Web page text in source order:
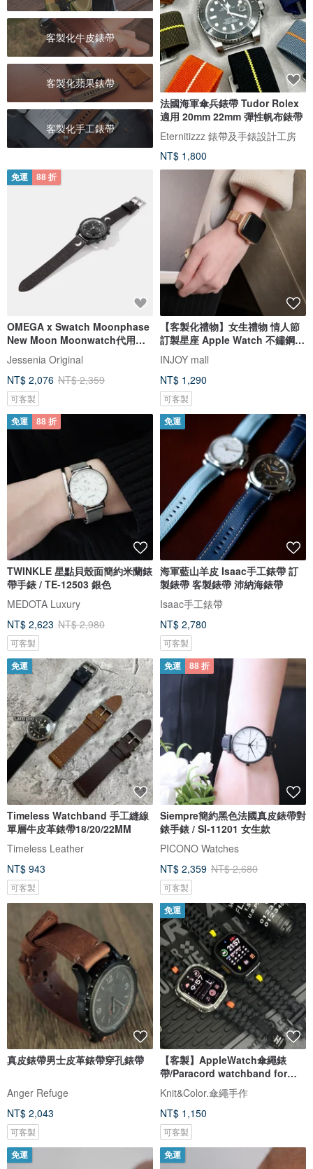
客製化牛皮錶帶
客製化蘋果錶帶
客製化手工錶帶
法國海軍傘兵錶帶 Tudor Rolex
適用 20mm 22mm 彈性帆布錶帶
Eternitizzz 錶帶及手錶設計工房
NT$ 1,800
免運 88 折
OMEGA x Swatch Moonphase
New Moon Moonwatch代用小
牛皮錶帶
Jessenia Original
NT$ 2,076 NT$ 2,359
可客製
【客製化禮物】女生禮物 情人節
訂製星座 Apple Watch 不鏽鋼錶
帶
INJOY mall
NT$ 1,290
可客製
免運 88 折
TWINKLE 星點貝殼面簡約米蘭錶
帶手錶 / TE-12503 銀色
MEDOTA Luxury
NT$ 2,623 NT$ 2,980
可客製
免運
海軍藍山羊皮 Isaac手工錶帶 訂
製錶帶 客製錶帶 沛納海錶帶
Isaac手工錶帶
NT$ 2,780
可客製
免運
Timeless Watchband 手工縫線
單層牛皮革錶帶18/20/22MM
Timeless Leather
NT$ 943
可客製
免運 88 折
Siempre簡約黑色法國真皮錶帶對
錶手錶 / SI-11201 女生款
PICONO Watches
NT$ 2,359 NT$ 2,680
可客製
真皮錶帶男士皮革錶帶穿孔錶帶
Anger Refuge
NT$ 2,043
可客製
免運
【客製】AppleWatch傘繩錶
帶/Paracord watchband for
Applewatch
Knit&Color.傘繩手作
NT$ 1,150
可客製
免運 免運